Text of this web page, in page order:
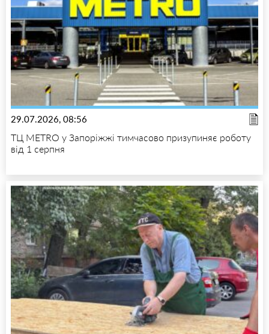
29.07.2026, 08:56
ТЦ METRO у Запоріжжі тимчасово призупиняє роботу
від 1 серпня